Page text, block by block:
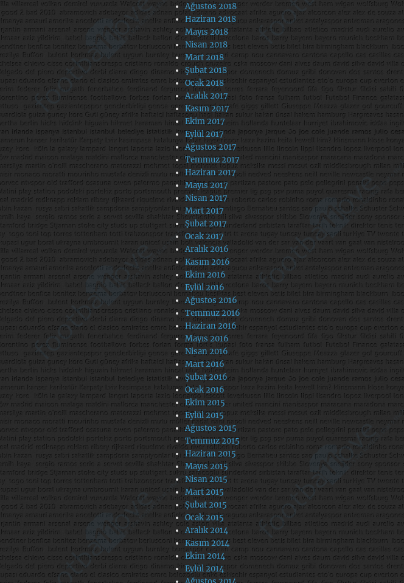
Ağustos 2018
Haziran 2018
Mayıs 2018
Nisan 2018
Mart 2018
Şubat 2018
Ocak 2018
Aralık 2017
Kasım 2017
Ekim 2017
Eylül 2017
Ağustos 2017
Temmuz 2017
Haziran 2017
Mayıs 2017
Nisan 2017
Mart 2017
Şubat 2017
Ocak 2017
Aralık 2016
Kasım 2016
Ekim 2016
Eylül 2016
Ağustos 2016
Temmuz 2016
Haziran 2016
Mayıs 2016
Nisan 2016
Mart 2016
Şubat 2016
Ocak 2016
Ekim 2015
Eylül 2015
Ağustos 2015
Temmuz 2015
Haziran 2015
Mayıs 2015
Nisan 2015
Mart 2015
Şubat 2015
Ocak 2015
Aralık 2014
Kasım 2014
Ekim 2014
Eylül 2014